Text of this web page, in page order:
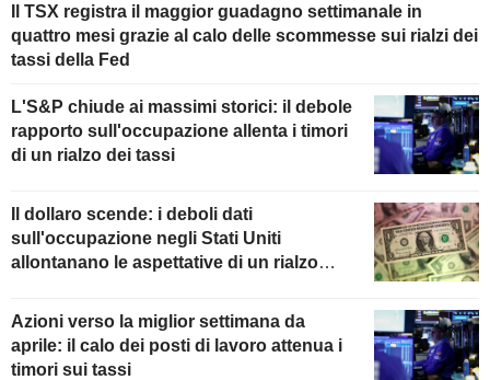
Il TSX registra il maggior guadagno settimanale in
quattro mesi grazie al calo delle scommesse sui rialzi dei
tassi della Fed
L'S&P chiude ai massimi storici: il debole
rapporto sull'occupazione allenta i timori
di un rialzo dei tassi
Il dollaro scende: i deboli dati
sull'occupazione negli Stati Uniti
allontanano le aspettative di un rialzo
Azioni verso la miglior settimana da
aprile: il calo dei posti di lavoro attenua i
timori sui tassi